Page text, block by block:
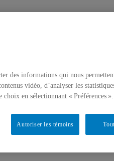
des informations qui nous
vidéo, d’analyser les
en sélectionnant « Préférences ».
Autoriser les témoins